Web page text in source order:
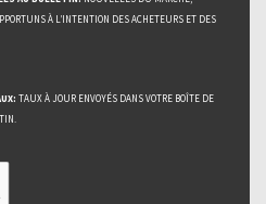
À L’INTENTION DES ACHETEURS ET DES
TAUX À JOUR ENVOYÉS DANS VOTRE BOÎTE DE